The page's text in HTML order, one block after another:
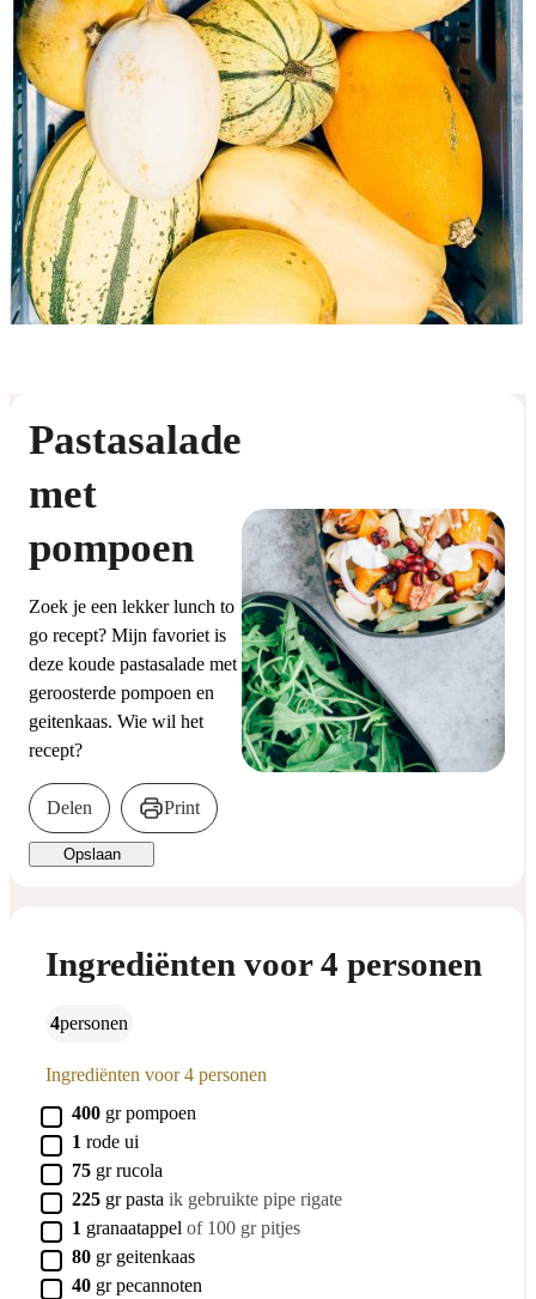
Pastasalade
met
pompoen
Zoek je een lekker lunch to
go recept? Mijn favoriet is
deze koude pastasalade met
geroosterde pompoen en
geitenkaas. Wie wil het
recept?
Delen Print
Opslaan
Ingrediënten voor 4 personen
4 personen
Ingrediënten voor 4 personen
▢
400 gr pompoen
▢
1 rode ui
▢
75 gr rucola
▢
225 gr pasta ik gebruikte pipe rigate
▢
1 granaatappel of 100 gr pitjes
▢
80 gr geitenkaas
▢
40 gr pecannoten